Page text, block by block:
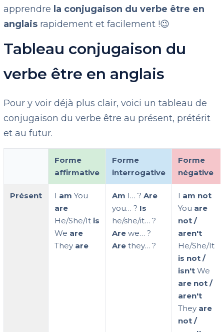
apprendre la conjugaison du verbe être en
anglais rapidement et facilement !😉
Tableau conjugaison du
verbe être en anglais
Pour y voir déjà plus clair, voici un tableau de
conjugaison du verbe être au présent, prétérit
et au futur.
Forme
affirmative
Forme
interrogative
Forme
négative
Présent I am You
are
He/She/It is
We are
They are
Am I… ? Are
you… ? Is
he/she/it… ?
Are we… ?
Are they… ?
I am not
You are
not /
aren't
He/She/It
is not /
isn't We
are not /
aren't
They are
not /